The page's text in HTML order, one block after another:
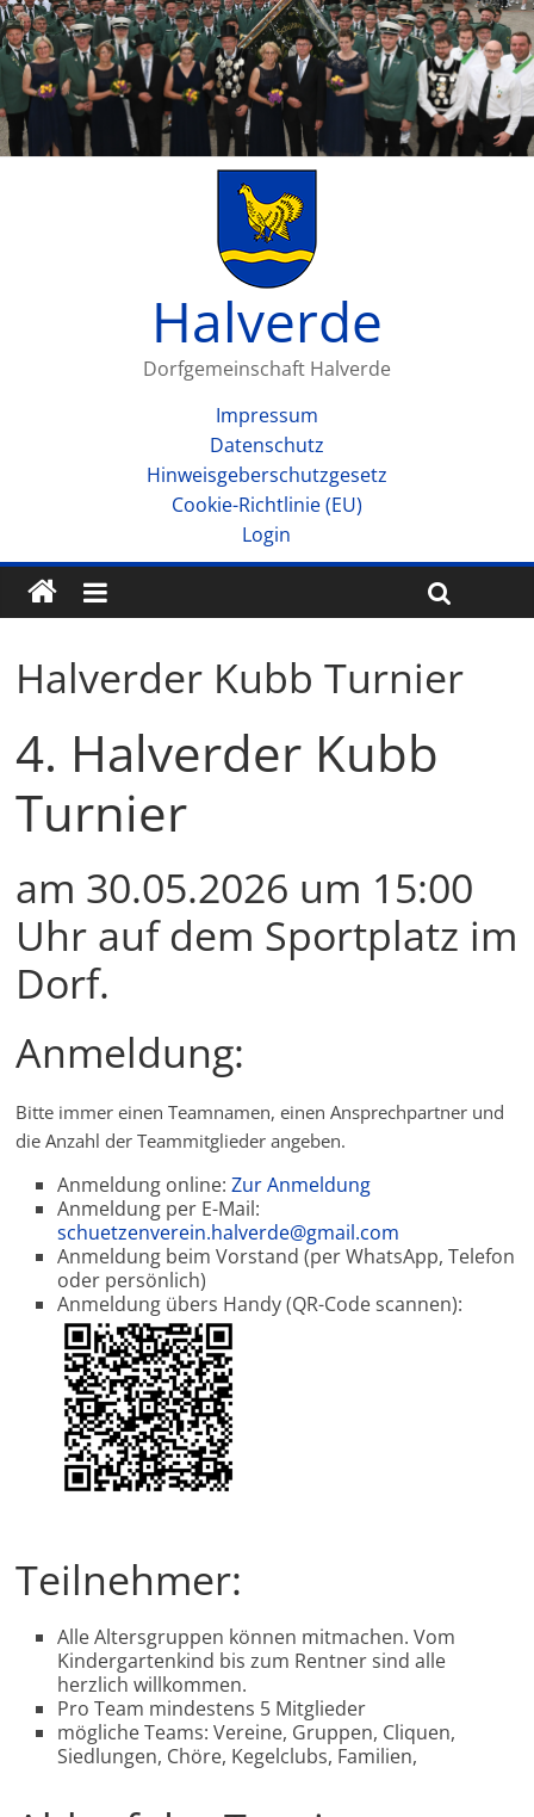
Halverde
Dorfgemeinschaft Halverde
Impressum
Datenschutz
Hinweisgeberschutzgesetz
Cookie-Richtlinie (EU)
Login
Halverder Kubb Turnier
4. Halverder Kubb
Turnier
am 30.05.2026 um 15:00
Uhr auf dem Sportplatz im
Dorf.
Anmeldung:
Bitte immer einen Teamnamen, einen Ansprechpartner und
die Anzahl der Teammitglieder angeben.
Anmeldung online:Zur Anmeldung
Anmeldung per E-Mail:
schuetzenverein.halverde@gmail.com
Anmeldung beim Vorstand (per WhatsApp, Telefon
oder persönlich)
Anmeldung übers Handy (QR-Code scannen):
Teilnehmer:
Alle Altersgruppen können mitmachen. Vom
Kindergartenkind bis zum Rentner sind alle
herzlich willkommen.
Pro Team mindestens 5 Mitglieder
mögliche Teams: Vereine, Gruppen, Cliquen,
Siedlungen, Chöre, Kegelclubs, Familien,